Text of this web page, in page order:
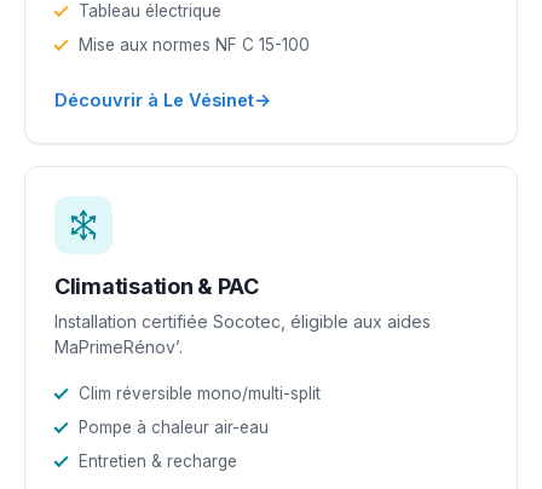
Tableau électrique
Mise aux normes NF C 15-100
Découvrir à Le Vésinet→
Climatisation & PAC
Installation certifiée Socotec, éligible aux aides
MaPrimeRénov’.
Clim réversible mono/multi-split
Pompe à chaleur air-eau
Entretien & recharge